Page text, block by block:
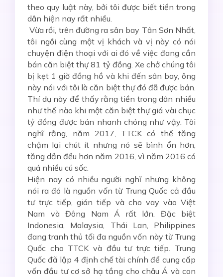
theo quy luật này, bởi tôi được biết tiền trong
dân hiện nay rất nhiều.
Vừa rồi, trên đường ra sân bay Tân Sơn Nhất,
tôi ngồi cùng một vị khách và vị này có nói
chuyện điện thoại với ai đó về việc đang cần
bán căn biệt thự 81 tỷ đồng. Xe chở chúng tôi
bị kẹt 1 giờ đồng hồ và khi đến sân bay, ông
này nói với tôi là căn biệt thự đó đã được bán.
Thí dụ này để thấy rằng tiền trong dân nhiều
như thế nào khi một căn biệt thự giá vài chục
tỷ đồng được bán nhanh chóng như vậy. Tôi
nghĩ rằng, năm 2017, TTCK có thể tăng
chậm lại chút ít nhưng nó sẽ bình ổn hơn,
tăng dần đều hơn năm 2016, vì năm 2016 có
quá nhiều cú sốc.
Hiện nay có nhiều người nghĩ nhưng không
nói ra đó là nguồn vốn từ Trung Quốc cả đầu
tư trực tiếp, gián tiếp và cho vay vào Việt
Nam và Đông Nam Á rất lớn. Đặc biệt
Indonesia, Malaysia, Thái Lan, Philippines
đang tranh thủ tối đa nguồn vốn này từ Trung
Quốc cho TTCK và đầu tư trực tiếp. Trung
Quốc đã lập 4 định chế tài chính để cung cấp
vốn đầu tư cơ sở hạ tầng cho châu Á và con